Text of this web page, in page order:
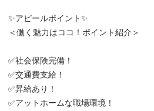
✨アピールポイント✨
＜働く魅力はココ！ポイント紹介＞
✅社会保険完備！
✅交通費支給！
✅昇給あり！
✅アットホームな職場環境！